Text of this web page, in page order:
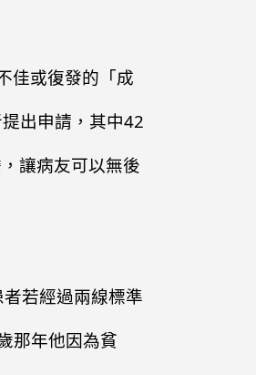
佳或復發的「成
出申請，其中42
讓病友可以無後
若經過兩線標準
那年他因為貧